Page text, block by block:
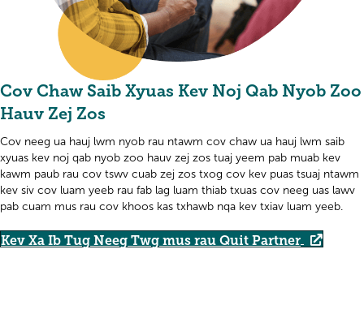
Cov Chaw Saib Xyuas Kev Noj Qab Nyob Zoo
Hauv Zej Zos
Cov neeg ua hauj lwm nyob rau ntawm cov chaw ua hauj lwm saib
xyuas kev noj qab nyob zoo hauv zej zos tuaj yeem pab muab kev
kawm paub rau cov tswv cuab zej zos txog cov kev puas tsuaj ntawm
kev siv cov luam yeeb rau fab lag luam thiab txuas cov neeg uas lawv
pab cuam mus rau cov khoos kas txhawb nqa kev txiav luam yeeb.
Kev Xa Ib Tug Neeg Twg mus rau Quit Partner